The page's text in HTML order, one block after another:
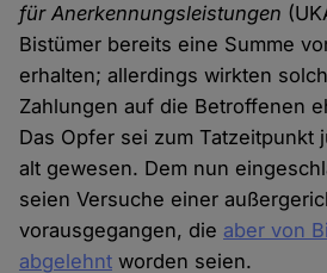
für Anerkennungsleistungen
Bistümer bereits eine Summe
erhalten; allerdings wirkten
Zahlungen auf die Betroffenen
Das Opfer sei zum Tatzeitpunkt
alt gewesen. Dem nun
seien Versuche einer
vorausgegangen, die aber von
abgelehnt worden seien.